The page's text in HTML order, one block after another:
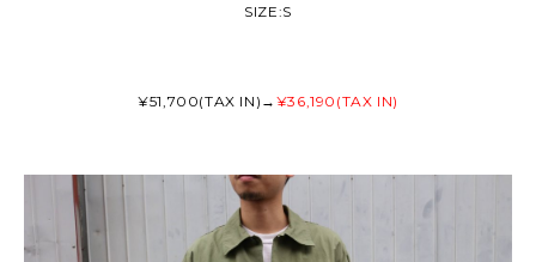
SIZE:S
¥51,700(TAX IN)→ ¥36,190(TAX IN)